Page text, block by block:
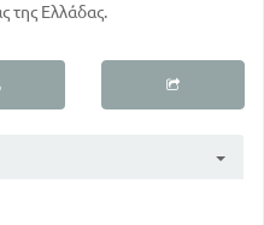
της Ελλάδας.